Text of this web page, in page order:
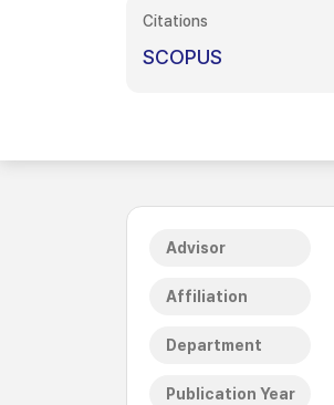
Citations
SCOPUS
Advisor
Affiliation
Department
Publication Year